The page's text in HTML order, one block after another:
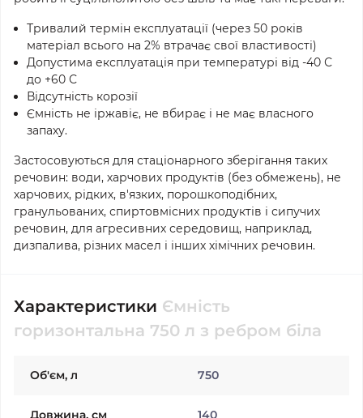
Тривалий термін експлуатації (через 50 років
матеріал всього на 2% втрачає свої властивості)
Допустима експлуатація при температурі від -40 С
до +60 С
Відсутність корозії
Ємність не іржавіє, не вбирає і не має власного
запаху.
Застосовуються для стаціонарного зберігання таких
речовин: води, харчових продуктів (без обмежень), не
харчових, рідких, в'язких, порошкоподібних,
гранульованих, спиртовмісних продуктів і сипучих
речовин, для агресивних середовищ, наприклад,
дизпалива, різних масел і інших хімічних речовин.
Характеристики Ємність
горизонтальна 750 л з ребром біла
Об'єм, л 750
Довжина, см 140